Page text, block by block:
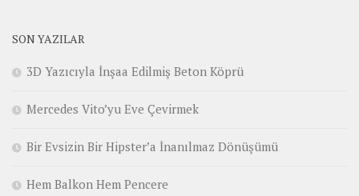
SON YAZILAR
3D Yazıcıyla İnşaa Edilmiş Beton Köprü
Mercedes Vito’yu Eve Çevirmek
Bir Evsizin Bir Hipster’a İnanılmaz Dönüşümü
Hem Balkon Hem Pencere